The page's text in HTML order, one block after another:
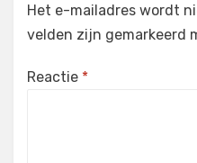
Het e-mailadres wordt
velden zijn gemarkeerd
Reactie *